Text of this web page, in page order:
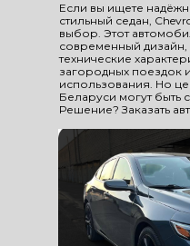
Если вы ищете
стильный седан,
выбор. Этот
современный дизайн,
технические
загородных поездок
использования. Но
Беларуси могут быть
Решение? Заказать